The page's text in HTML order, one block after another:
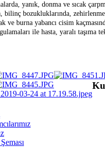
yanık, donma ve sıcak
bilinç bozukluklarında,
ve burna yabancı cisim
ile hasta, yaralı taşıma